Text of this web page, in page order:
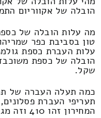
הובלה של אקווריום התמחור זהו 550
טון בסביבת כפר
עלות העברת כספת
שקל.
כמה תעלה העברה של
תעריפי העברת
המחירון זהו 410 וזה מגיע עד 170 ש"ח.